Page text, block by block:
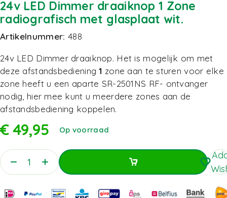
24v LED Dimmer draaiknop 1 Zone
radiografisch met glasplaat wit.
Artikelnummer:488
24v LED Dimmer draaiknop. Het is mogelijk om met
deze afstandsbediening1 zone aan te sturen voor elke
zone heeft u een aparte SR-2501NS RF- ontvanger
nodig, hier mee kunt u meerdere zones aan de
afstandsbediening koppelen.
€49,95 Op voorraad
Toevoegen Aan Winkelwagen